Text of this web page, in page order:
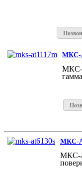
МКС-
МКС-
МКС-
МКС-